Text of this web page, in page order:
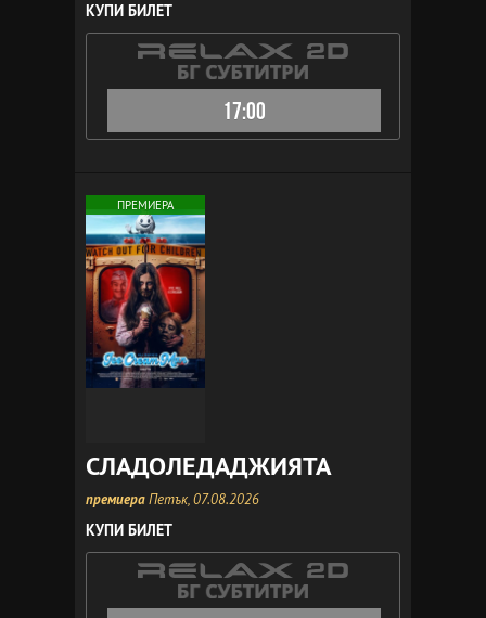
КУПИ БИЛЕТ
17:00
ПРЕМИЕРА
СЛАДОЛЕДАДЖИЯТА
премиераПетък, 07.08.2026
КУПИ БИЛЕТ